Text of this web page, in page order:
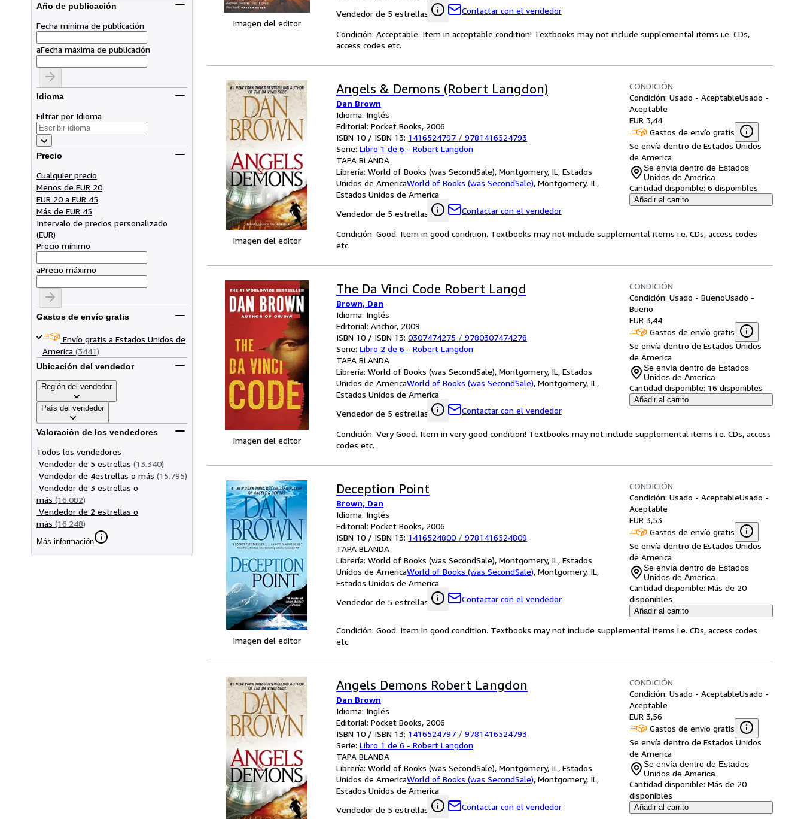
Año de publicación
Fecha mínima de publicación
aFecha máxima de publicación
Idioma
Filtrar por Idioma
Precio
Cualquier precio
Menos de EUR 20
EUR 20 a EUR 45
Más de EUR 45
Intervalo de precios personalizado
(EUR)
Precio mínimo
aPrecio máximo
Gastos de envío gratis
Envío gratis a Estados Unidos de
America (3441)
Ubicación del vendedor
Región del vendedor
País del vendedor
Valoración de los vendedores
Todos los vendedores
Vendedor de 5 estrellas (13.340)
Vendedor de 4estrellas o más (15.795)
Vendedor de 3 estrellas o
más (16.082)
Vendedor de 2 estrellas o
más (16.248)
Más información
Imagen del editor
Vendedor de 5 estrellas
Contactar con el vendedor
Condición: Acceptable. Item in acceptable condition! Textbooks may not include supplemental items i.e. CDs,
access codes etc.
Imagen del editor
Angels & Demons (Robert Langdon)
Dan Brown
Idioma: Inglés
Editorial: Pocket Books, 2006
ISBN 10 / ISBN 13: 1416524797 / 9781416524793
Serie: Libro 1 de 6 - Robert Langdon
TAPA BLANDA
Librería: World of Books (was SecondSale), Montgomery, IL, Estados
Unidos de AmericaWorld of Books (was SecondSale), Montgomery, IL,
Estados Unidos de America
Vendedor de 5 estrellas
Contactar con el vendedor
CONDICIÓN
Condición: Usado - AceptableUsado -
Aceptable
EUR 3,44
Gastos de envío gratis
Se envía dentro de Estados Unidos
de America
Se envía dentro de Estados
Unidos de America
Cantidad disponible: 6 disponibles
Añadir al carrito
Condición: Good. Item in good condition. Textbooks may not include supplemental items i.e. CDs, access codes
etc.
Imagen del editor
The Da Vinci Code Robert Langd
Brown, Dan
Idioma: Inglés
Editorial: Anchor, 2009
ISBN 10 / ISBN 13: 0307474275 / 9780307474278
Serie: Libro 2 de 6 - Robert Langdon
TAPA BLANDA
Librería: World of Books (was SecondSale), Montgomery, IL, Estados
Unidos de AmericaWorld of Books (was SecondSale), Montgomery, IL,
Estados Unidos de America
Vendedor de 5 estrellas
Contactar con el vendedor
CONDICIÓN
Condición: Usado - BuenoUsado -
Bueno
EUR 3,44
Gastos de envío gratis
Se envía dentro de Estados Unidos
de America
Se envía dentro de Estados
Unidos de America
Cantidad disponible: 16 disponibles
Añadir al carrito
Condición: Very Good. Item in very good condition! Textbooks may not include supplemental items i.e. CDs, access
codes etc.
Imagen del editor
Deception Point
Brown, Dan
Idioma: Inglés
Editorial: Pocket Books, 2006
ISBN 10 / ISBN 13: 1416524800 / 9781416524809
TAPA BLANDA
Librería: World of Books (was SecondSale), Montgomery, IL, Estados
Unidos de AmericaWorld of Books (was SecondSale), Montgomery, IL,
Estados Unidos de America
Vendedor de 5 estrellas
Contactar con el vendedor
CONDICIÓN
Condición: Usado - AceptableUsado -
Aceptable
EUR 3,53
Gastos de envío gratis
Se envía dentro de Estados Unidos
de America
Se envía dentro de Estados
Unidos de America
Cantidad disponible: Más de 20
disponibles
Añadir al carrito
Condición: Good. Item in good condition. Textbooks may not include supplemental items i.e. CDs, access codes
etc.
Angels Demons Robert Langdon
Dan Brown
Idioma: Inglés
Editorial: Pocket Books, 2006
ISBN 10 / ISBN 13: 1416524797 / 9781416524793
Serie: Libro 1 de 6 - Robert Langdon
TAPA BLANDA
Librería: World of Books (was SecondSale), Montgomery, IL, Estados
Unidos de AmericaWorld of Books (was SecondSale), Montgomery, IL,
Estados Unidos de America
Vendedor de 5 estrellas
Contactar con el vendedor
CONDICIÓN
Condición: Usado - AceptableUsado -
Aceptable
EUR 3,56
Gastos de envío gratis
Se envía dentro de Estados Unidos
de America
Se envía dentro de Estados
Unidos de America
Cantidad disponible: Más de 20
disponibles
Añadir al carrito